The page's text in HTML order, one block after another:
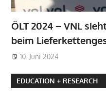
ÖLT 2024 – VNL
beim
10. Juni 2024
EDUCATION + RESEARCH